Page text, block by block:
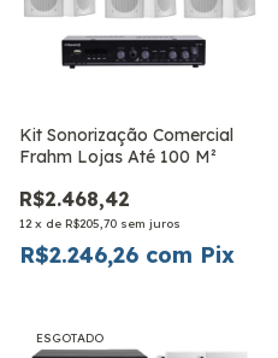
Kit Sonorização Comercial
Frahm Lojas Até 100 M²
R$2.468,42
12 x de R$205,70 sem juros
R$2.246,26 com Pix
ESGOTADO